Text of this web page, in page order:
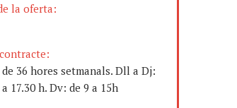
la oferta:
36 hores setmanals. Dll a Dj:
17.30 h. Dv: de 9 a 15h